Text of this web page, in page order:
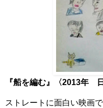
『船を編む』〈2013年 日
ストレートに面白い映画